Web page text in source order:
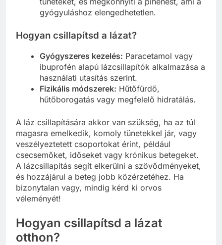
gyógyuláshoz elengedhetetlen.
Hogyan csillapítsd a lázat?
Gyógyszeres kezelés: Paracetamol vagy
ibuprofén alapú lázcsillapítók alkalmazása a
használati utasítás szerint.
Fizikális módszerek: Hűtőfürdő,
hűtőborogatás vagy megfelelő hidratálás.
A láz csillapítására akkor van szükség, ha az túl
magasra emelkedik, komoly tünetekkel jár, vagy
veszélyeztetett csoportokat érint, például
csecsemőket, időseket vagy krónikus betegeket.
A lázcsillapítás segít elkerülni a szövődményeket,
és hozzájárul a beteg jobb közérzetéhez. Ha
bizonytalan vagy, mindig kérd ki orvos
véleményét!
Hogyan csillapítsd a lázat
otthon?